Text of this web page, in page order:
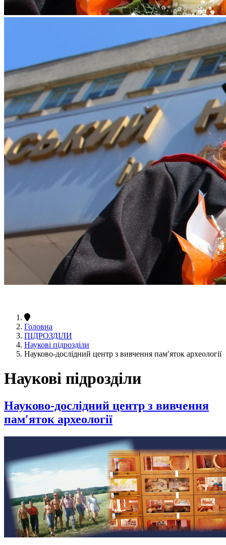
Головна
ПІДРОЗДІЛИ
Наукові підрозділи
Науково-дослідний центр з вивчення пам′яток археології
Наукові підрозділи
Науково-дослідний центр з вивчення
пам′яток археології